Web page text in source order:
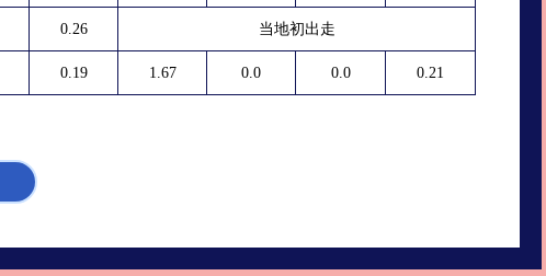
0.26 当地初出走
0.19 1.67 0.0 0.0 0.21